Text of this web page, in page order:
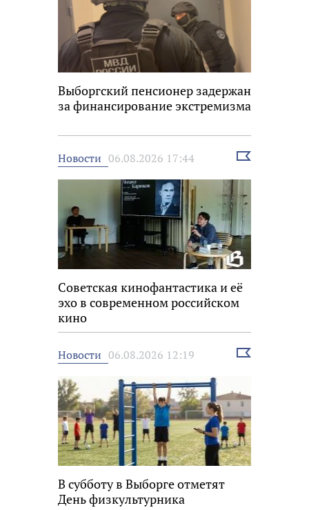
Выборгский пенсионер задержан
за финансирование экстремизма
Новости 06.08.2026 17:44
Выбрать
Советская кинофантастика и её
эхо в современном российском
кино
Новости 06.08.2026 12:19
Выбрать
В субботу в Выборге отметят
День физкультурника